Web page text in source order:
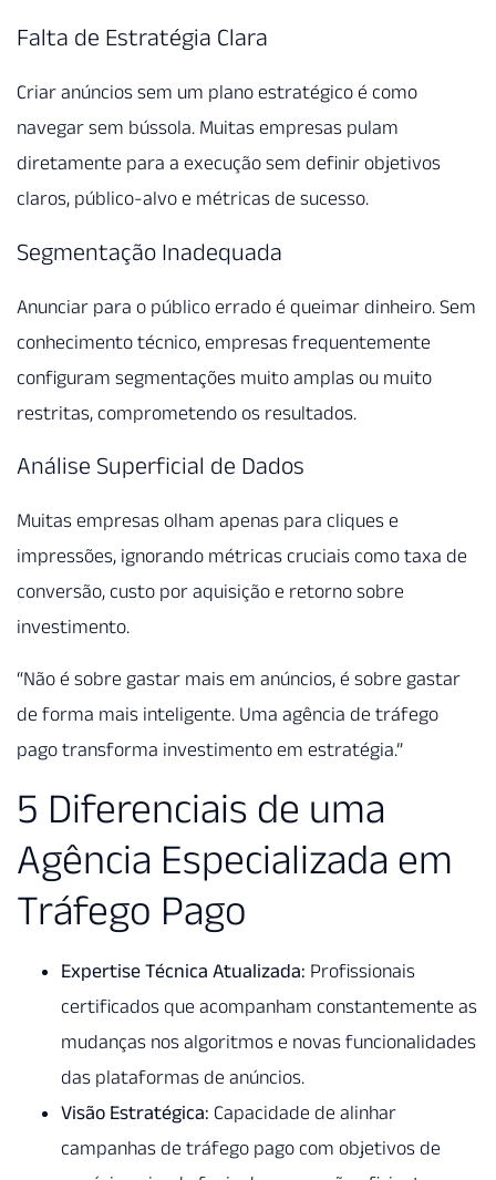
Falta de Estratégia Clara
Criar anúncios sem um plano estratégico é como
navegar sem bússola. Muitas empresas pulam
diretamente para a execução sem definir objetivos
claros, público-alvo e métricas de sucesso.
Segmentação Inadequada
Anunciar para o público errado é queimar dinheiro. Sem
conhecimento técnico, empresas frequentemente
configuram segmentações muito amplas ou muito
restritas, comprometendo os resultados.
Análise Superficial de Dados
Muitas empresas olham apenas para cliques e
impressões, ignorando métricas cruciais como taxa de
conversão, custo por aquisição e retorno sobre
investimento.
“Não é sobre gastar mais em anúncios, é sobre gastar
de forma mais inteligente. Uma agência de tráfego
pago transforma investimento em estratégia.”
5 Diferenciais de uma
Agência Especializada em
Tráfego Pago
Expertise Técnica Atualizada: Profissionais
certificados que acompanham constantemente as
mudanças nos algoritmos e novas funcionalidades
das plataformas de anúncios.
Visão Estratégica: Capacidade de alinhar
campanhas de tráfego pago com objetivos de